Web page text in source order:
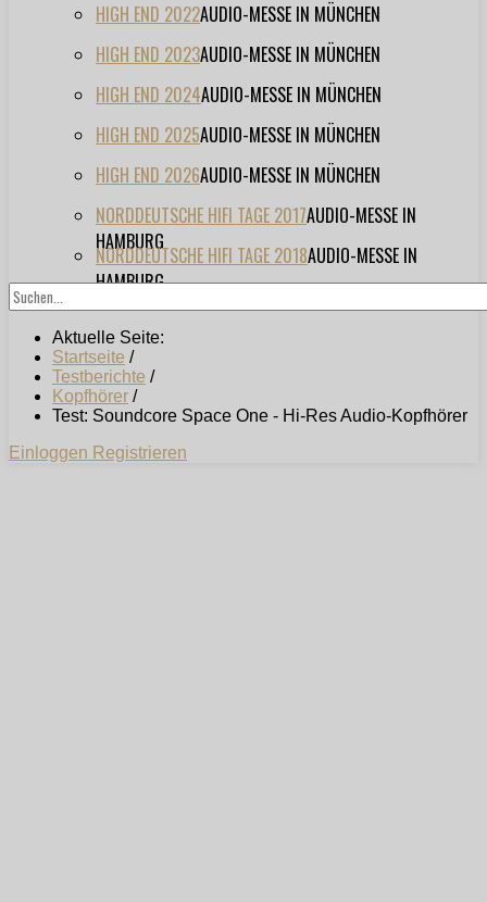
HIGH END 2022AUDIO-MESSE IN MÜNCHEN
HIGH END 2023AUDIO-MESSE IN MÜNCHEN
HIGH END 2024AUDIO-MESSE IN MÜNCHEN
HIGH END 2025AUDIO-MESSE IN MÜNCHEN
HIGH END 2026AUDIO-MESSE IN MÜNCHEN
NORDDEUTSCHE HIFI TAGE 2017AUDIO-MESSE IN
HAMBURG
NORDDEUTSCHE HIFI TAGE 2018AUDIO-MESSE IN
HAMBURG
Aktuelle Seite:
Startseite /
Testberichte /
Kopfhörer /
Test: Soundcore Space One - Hi-Res Audio-Kopfhörer
Einloggen Registrieren